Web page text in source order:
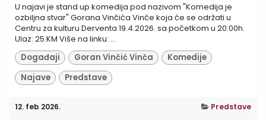
U najavi je stand up komedija pod nazivom "Komedija je
ozbiljna stvar" Gorana Vinčića Vinče koja će se održati u
Centru za kulturu Derventa 19.4.2026. sa početkom u 20:00h.
Ulaz: 25 KM Više na linku: ...
Događaji
Goran Vinčić Vinča
Komedije
Najave
Predstave
12. feb 2026. Predstave